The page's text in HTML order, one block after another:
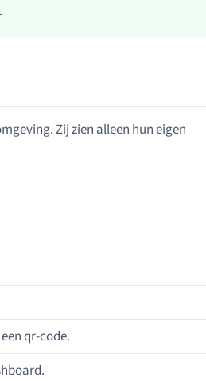
Zij zien alleen hun eigen
qr-code.